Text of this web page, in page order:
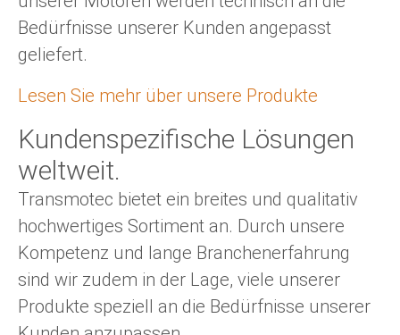
Bedürfnisse unserer Kunden angepasst
geliefert.
Lesen Sie mehr über unsere Produkte
Kundenspezifische Lösungen
weltweit.
Transmotec bietet ein breites und qualitativ
hochwertiges Sortiment an. Durch unsere
Kompetenz und lange Branchenerfahrung
sind wir zudem in der Lage, viele unserer
Produkte speziell an die Bedürfnisse unserer